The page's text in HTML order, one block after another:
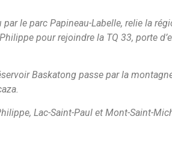
le parc Papineau-Labelle, relie la
pour rejoindre la TQ 33, porte
Baskatong passe par la
Lac-Saint-Paul et Mont-Saint-